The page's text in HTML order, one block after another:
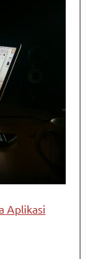
Aplikasi